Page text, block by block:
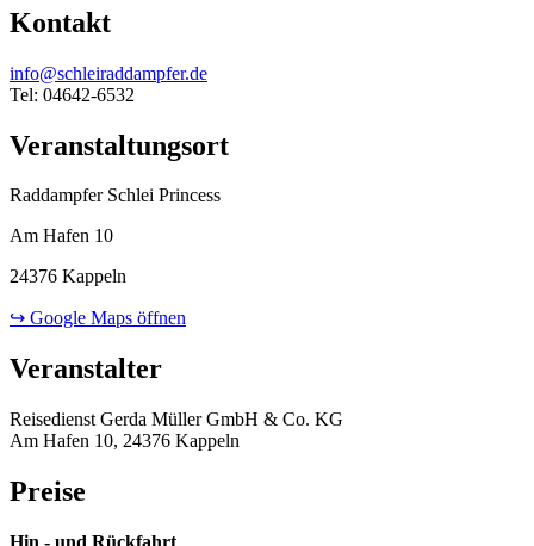
Kontakt
info@schleiraddampfer.de
Tel: 04642-6532
Veranstaltungsort
Raddampfer Schlei Princess
Am Hafen 10
24376 Kappeln
↪ Google Maps öffnen
Veranstalter
Reisedienst Gerda Müller GmbH & Co. KG
Am Hafen 10, 24376 Kappeln
Preise
Hin - und Rückfahrt